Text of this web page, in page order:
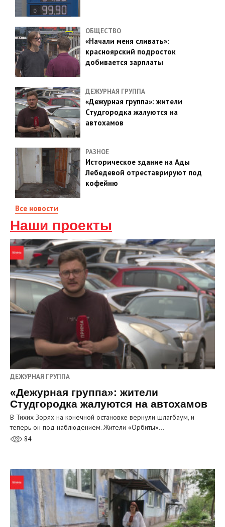
ОБЩЕСТВО
«Начали меня сливать»:
красноярский подросток
добивается зарплаты
ДЕЖУРНАЯ ГРУППА
«Дежурная группа»: жители
Студгородка жалуются на
автохамов
РАЗНОЕ
Историческое здание на Ады
Лебедевой отреставрируют под
кофейню
Все новости
Наши проекты
ДЕЖУРНАЯ ГРУППА
«Дежурная группа»: жители
Студгородка жалуются на автохамов
В Тихих Зорях на конечной остановке вернули шлагбаум, и
теперь он под наблюдением. Жители «Орбиты»…
84